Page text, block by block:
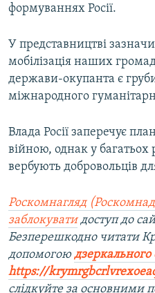
формуваннях Росії.
У представництві
мобілізація наших
держави-окупанта є
міжнародного
Влада Росії заперечує
війною, однак у багатьох
вербують добровольців
Роскомнагляд
заблокуватидоступ до
Безперешкодно читати
допомогою дзеркального
https://
слідкуйте за основними